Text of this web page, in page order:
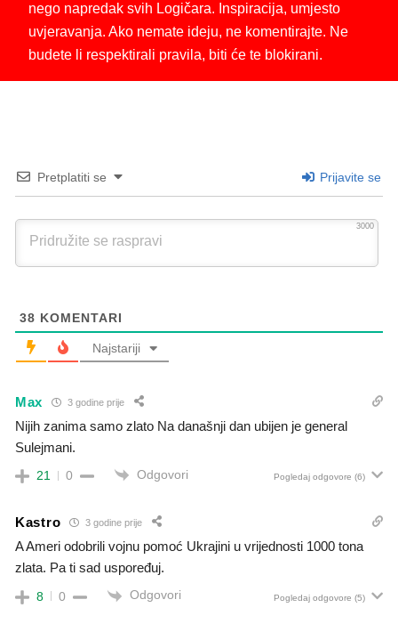
nego napredak svih Logičara. Inspiracija, umjesto
uvjeravanja. Ako nemate ideju, ne komentirajte. Ne
budete li respektirali pravila, biti će te blokirani.
Pretplatiti se Prijavite se
3000
38 KOMENTARI
Najstariji
Max 3 godine prije
Nijih zanima samo zlato Na današnji dan ubijen je general
Sulejmani.
21 0 Odgovori Pogledaj odgovore (6)
Kastro 3 godine prije
A Ameri odobrili vojnu pomoć Ukrajini u vrijednosti 1000 tona
zlata. Pa ti sad uspoređuj.
8 0 Odgovori Pogledaj odgovore (5)